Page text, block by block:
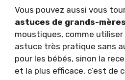
Vous pouvez aussi vous
astuces de grands-mères
moustiques, comme
astuce très pratique sans
pour les bébés, sinon la
et la plus efficace, c’est de